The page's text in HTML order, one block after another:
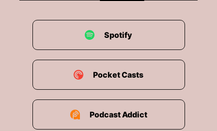
Spotify
Pocket Casts
Podcast Addict